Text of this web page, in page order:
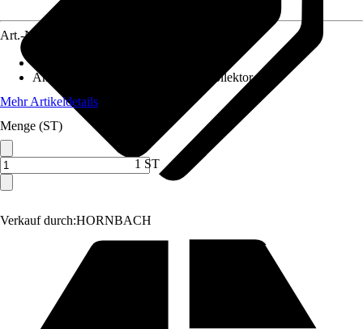
Verkauf durch:HORNBACH
Art.-Nr.
Anwendungsbereich
Dach, Flachkollektor
Mehr Artikeldetails
Menge (ST)
1 ST